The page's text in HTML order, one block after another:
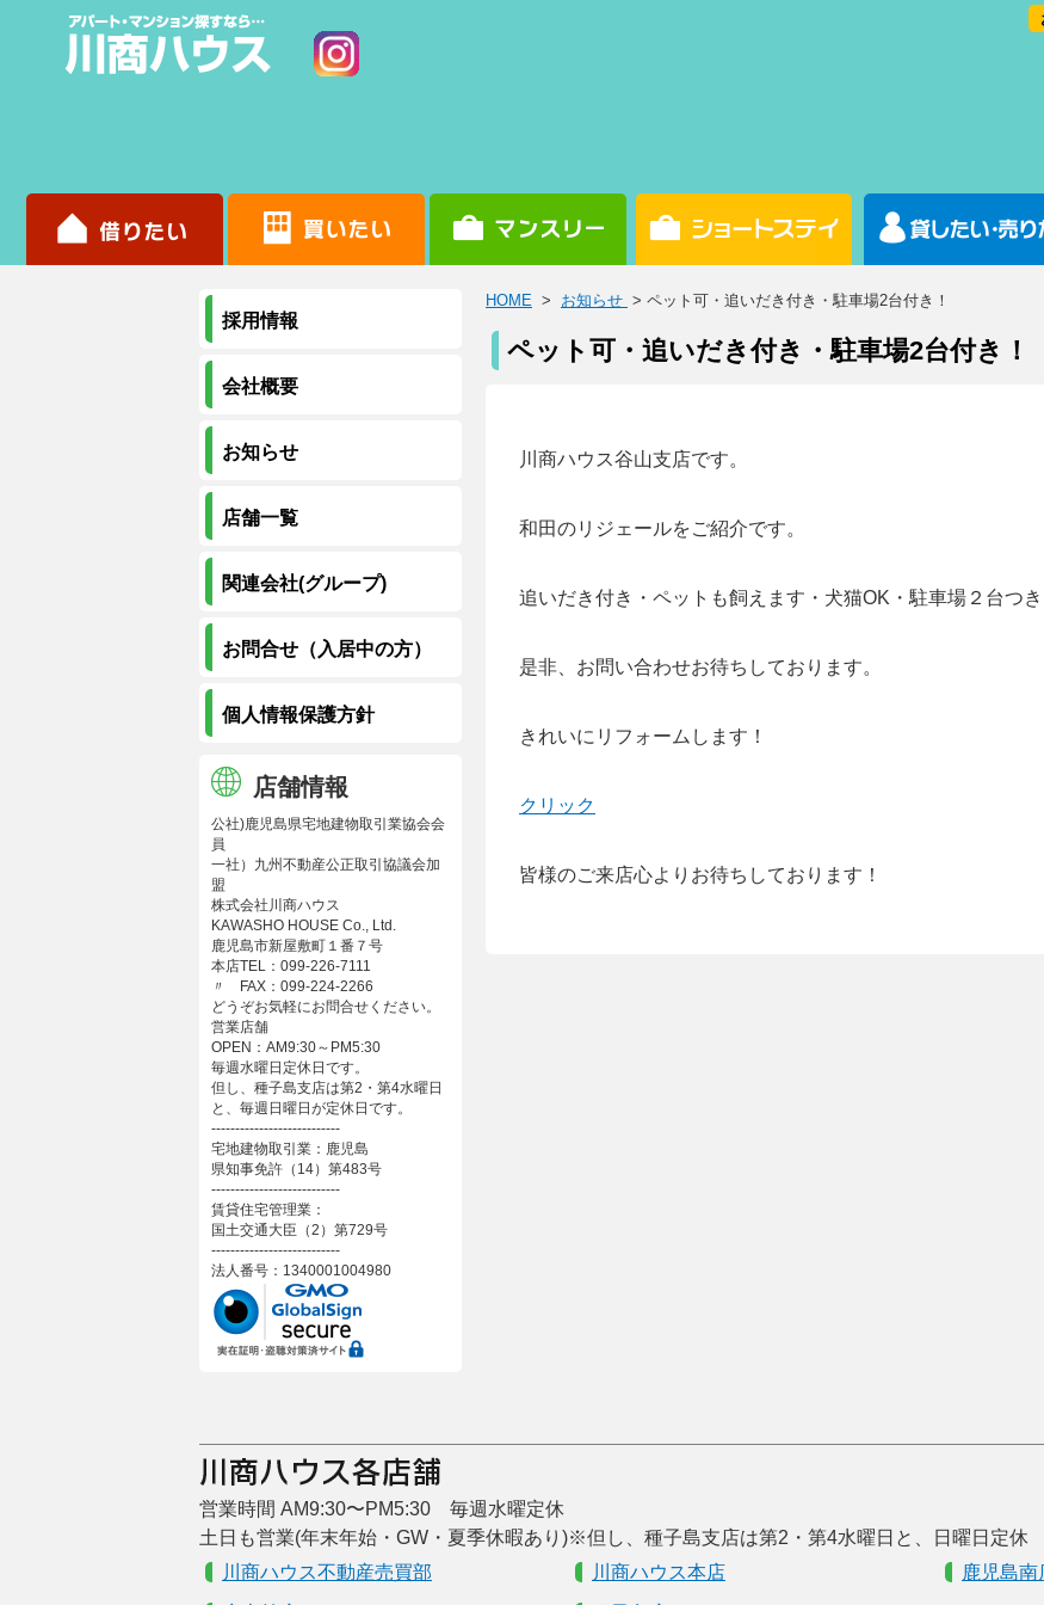
HOME > お知らせ > ペット可・追いだき付き・駐車場2台付き！
ペット可・追いだき付き・駐車場2台付き！
川商ハウス谷山支店です。
和田のリジェールをご紹介です。
追いだき付き・ペットも飼えます・犬猫OK・駐車場２台つき
是非、お問い合わせお待ちしております。
きれいにリフォームします！
クリック
皆様のご来店心よりお待ちしております！
採用情報
会社概要
お知らせ
店舗一覧
関連会社(グループ)
お問合せ（入居中の方）
個人情報保護方針
店舗情報
公社)鹿児島県宅地建物取引業協会会
員
一社）九州不動産公正取引協議会加
盟
株式会社川商ハウス
KAWASHO HOUSE Co., Ltd.
鹿児島市新屋敷町１番７号
本店TEL：099-226-7111
〃 FAX：099-224-2266
どうぞお気軽にお問合せください。
営業店舗
OPEN：AM9:30～PM5:30
毎週水曜日定休日です。
但し、種子島支店は第2・第4水曜日
と、毎週日曜日が定休日です。
---------------------------
宅地建物取引業：鹿児島
県知事免許（14）第483号
---------------------------
賃貸住宅管理業：
国土交通大臣（2）第729号
---------------------------
法人番号：1340001004980
営業時間 AM9:30〜PM5:30 毎週水曜定休
土日も営業(年末年始・GW・夏季休暇あり)※但し、種子島支店は第2・第4水曜日と、日曜日定休
川商ハウス不動産売買部
川商ハウス本店
鹿児島南